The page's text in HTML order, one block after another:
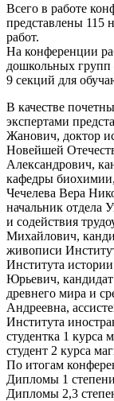
Всего в работе
представлены 115
работ.
На конференции
дошкольных групп
9 секций для
В качестве
экспертами
Жанович, доктор
Новейшей
Александрович,
кафедры
Чечелева Вера
начальник отдела
и содействия
Михайлович,
живописи
Института
Юрьевич,
древнего мира и
Андреевна,
Института
студентка 1
студент 2 курса
По итогам
Дипломы 1
Дипломы 2,3